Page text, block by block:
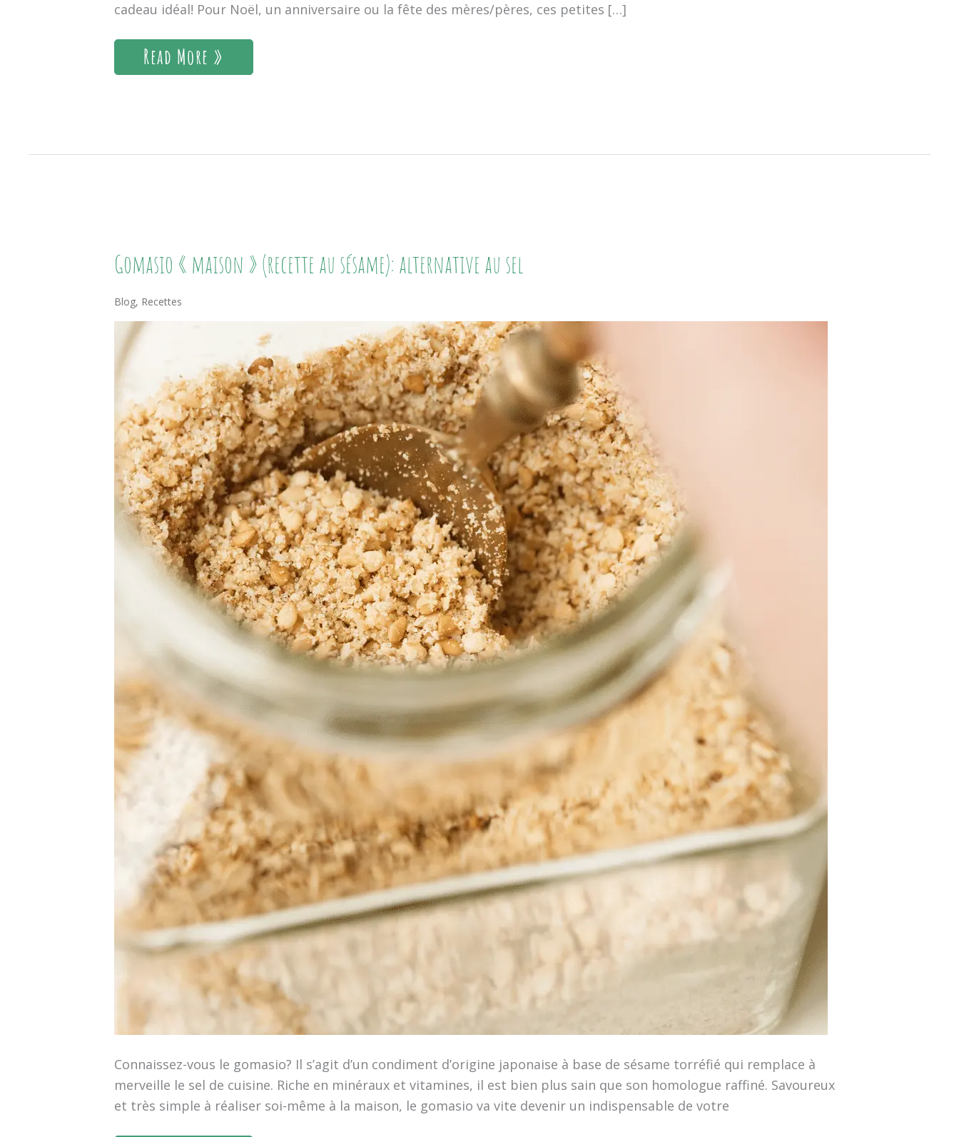
cadeau idéal! Pour Noël, un anniversaire ou la fête des mères/pères, ces petites […]
Read More »
Gomasio « maison » (recette au sésame): alternative au sel
Blog, Recettes
Connaissez-vous le gomasio? Il s’agit d’un condiment d’origine japonaise à base de sésame torréfié qui remplace à
merveille le sel de cuisine. Riche en minéraux et vitamines, il est bien plus sain que son homologue raffiné. Savoureux
et très simple à réaliser soi-même à la maison, le gomasio va vite devenir un indispensable de votre
Gomasio
« Maison »
(recette
Au
Sésame):
Alternative
Sel